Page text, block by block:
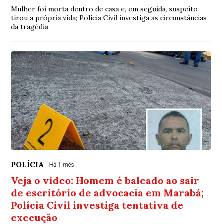
Mulher foi morta dentro de casa e, em seguida, suspeito
tirou a própria vida; Polícia Civil investiga as circunstâncias
da tragédia
POLÍCIA Há 1 mês
Veja o vídeo: Homem é baleado ao sair
de escritório de advocacia em Marabá;
Polícia Civil investiga tentativa de
execução